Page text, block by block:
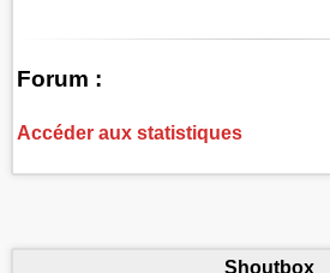
Forum :
Accéder aux statistiques
Shoutbox